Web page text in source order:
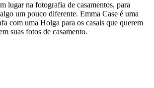
lugar na fotografia de casamentos, para
um pouco diferente. Emma Case é uma
com uma Holga para os casais que querem
suas fotos de casamento.